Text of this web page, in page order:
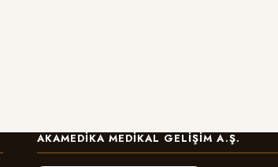
AKAMEDIKA MEDIKAL GELIŞIM A.Ş.